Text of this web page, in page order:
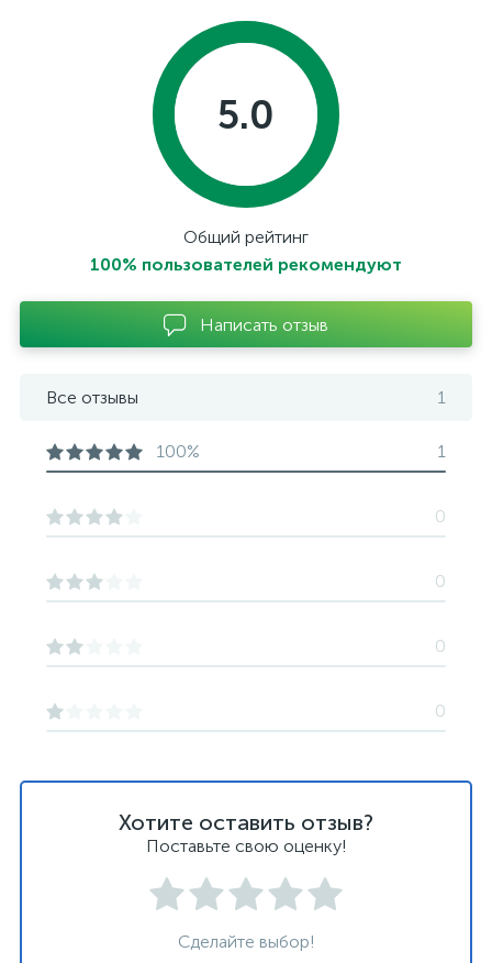
Хотите оставить отзыв?
Поставьте свою оценку!
Сделайте выбор!
5.0
Общий рейтинг
100% пользователей рекомендуют
Написать отзыв
Все отзывы 1
100% 1
0
0
0
0